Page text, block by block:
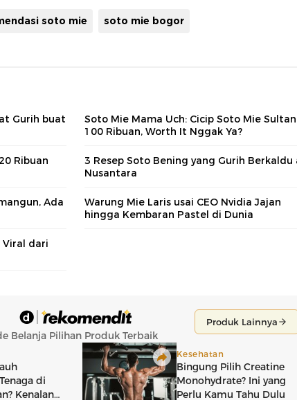
soto mie soto mie bogor
Gurih buat
Soto Mie Mama Uch: Cicip Soto Mie
100 Ribuan, Worth It Nggak Ya?
Ribuan
3 Resep Soto Bening yang Gurih Berkaldu
Nusantara
Ada
Warung Mie Laris usai CEO Nvidia Jajan
hingga Kembaran Pastel di Dunia
Viral dari